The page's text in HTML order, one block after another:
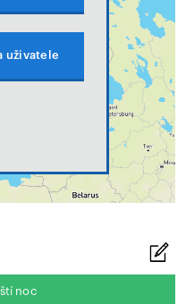
uživatele
noc